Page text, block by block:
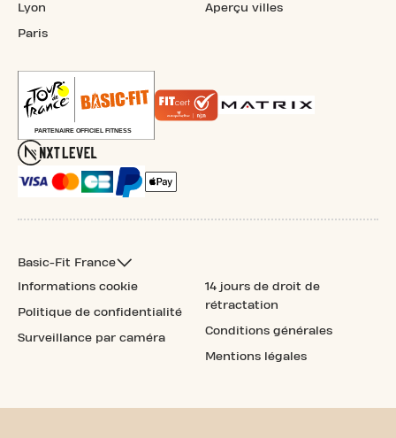
Lyon
Paris
Aperçu villes
Basic-Fit France
Informations cookie
Politique de confidentialité
Surveillance par caméra
14 jours de droit de
rétractation
Conditions générales
Mentions légales